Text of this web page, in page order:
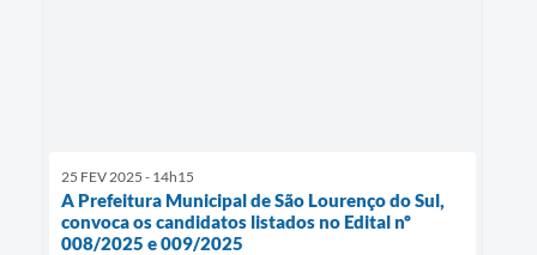
25 FEV 2025 - 14h15
A Prefeitura Municipal de São Lourenço do Sul,
convoca os candidatos listados no Edital nº
008/2025 e 009/2025